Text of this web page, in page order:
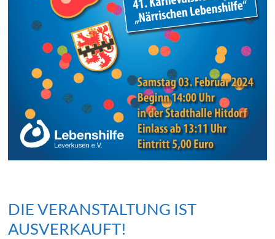
DIE VERANSTALTUNG IST
AUSVERKAUFT!